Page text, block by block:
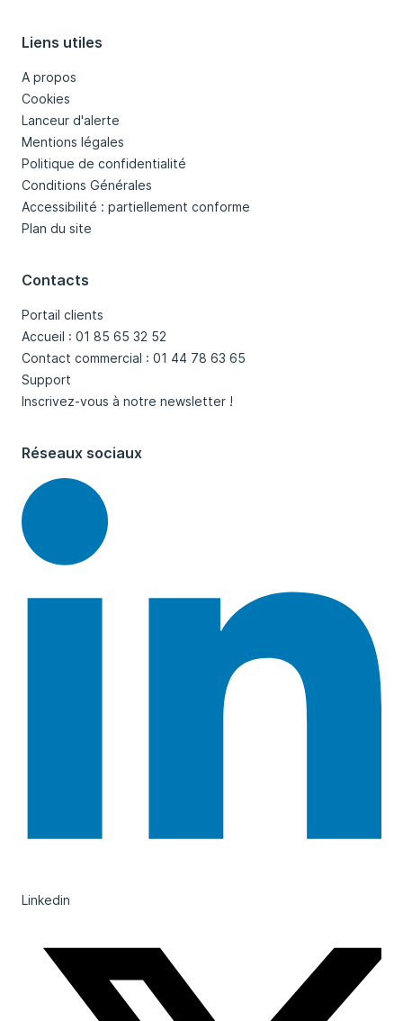
Liens utiles
A propos
Cookies
Lanceur d'alerte
Mentions légales
Politique de confidentialité
Conditions Générales
Accessibilité : partiellement conforme
Plan du site
Contacts
Portail clients
Accueil : 01 85 65 32 52
Contact commercial : 01 44 78 63 65
Support
Inscrivez-vous à notre newsletter !
Réseaux sociaux
Linkedin